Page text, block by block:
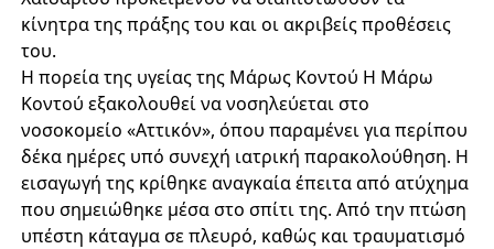
κίνητρα της πράξης του και οι ακριβείς προθέσεις
του.
Η πορεία της υγείας της Μάρως Κοντού Η Μάρω
Κοντού εξακολουθεί να νοσηλεύεται στο
νοσοκομείο «Αττικόν», όπου παραμένει για περίπου
δέκα ημέρες υπό συνεχή ιατρική παρακολούθηση. Η
εισαγωγή της κρίθηκε αναγκαία έπειτα από ατύχημα
που σημειώθηκε μέσα στο σπίτι της. Από την πτώση
υπέστη κάταγμα σε πλευρό, καθώς και τραυματισμό